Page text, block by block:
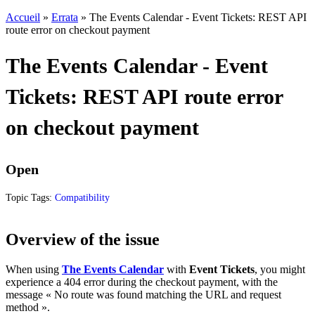
Accueil » Errata » The Events Calendar - Event Tickets: REST API
route error on checkout payment
The Events Calendar - Event
Tickets: REST API route error
on checkout payment
Open
Topic Tags: Compatibility
Overview of the issue
When using The Events Calendar with Event Tickets, you might
experience a 404 error during the checkout payment, with the
message « No route was found matching the URL and request
method ».